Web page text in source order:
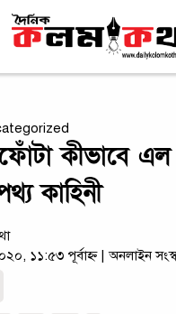
কীভাবে এল
কাহিনী
১১:৫৩ পূর্বাহ্ন
| অনলাইন